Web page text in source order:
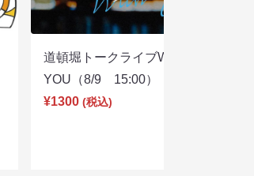
道頓堀トークライブWITH
YOU（8/9 15:00）
¥1300 (税込)